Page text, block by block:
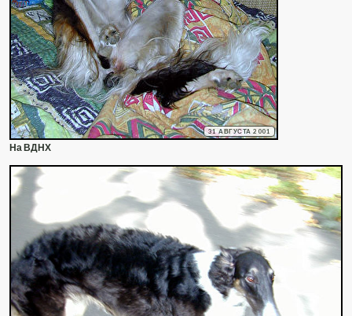
31 АВГУСТА 2001
На ВДНХ